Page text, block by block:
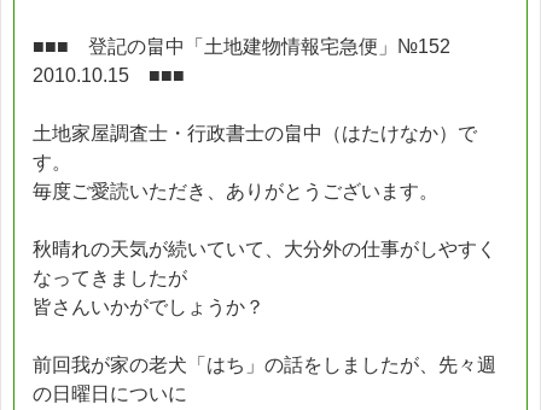
■■■ 登記の畠中「土地建物情報宅急便」№152
2010.10.15 ■■■
土地家屋調査士・行政書士の畠中（はたけなか）で
す。
毎度ご愛読いただき、ありがとうございます。
秋晴れの天気が続いていて、大分外の仕事がしやすく
なってきましたが
皆さんいかがでしょうか？
前回我が家の老犬「はち」の話をしましたが、先々週
の日曜日についに